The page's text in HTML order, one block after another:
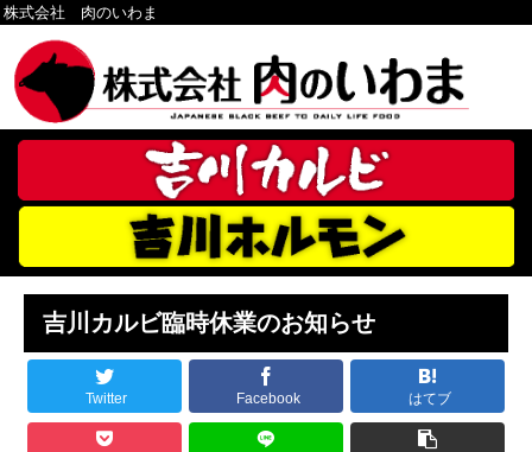
株式会社 肉のいわま
吉川カルビ臨時休業のお知らせ
Twitter Facebook はてブ